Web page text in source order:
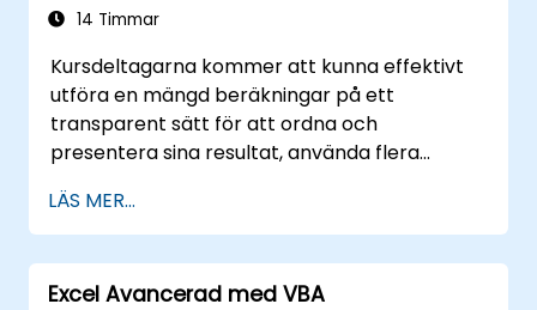
arbetsflöden. Hjälper proffs att omvandla råa
noggranna prognoser för strategisk
planering.
14 Timmar
Kursdeltagarna kommer att kunna effektivt
utföra en mängd beräkningar på ett
transparent sätt för att ordna och
presentera sina resultat, använda flera
skapandet av skivor, samt skydda
beräkningarna och deras resultat mot
obehöriga personer.
LÄS MER...
Excel Avancerad med VBA